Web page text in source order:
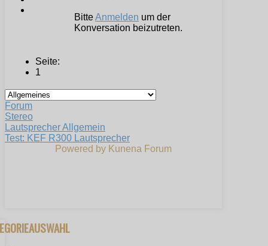
BitteAnmelden um der
Konversation beizutreten.
Seite:
1
Forum
Stereo
Lautsprecher Allgemein
Test: KEF R300 Lautsprecher
Powered by Kunena Forum